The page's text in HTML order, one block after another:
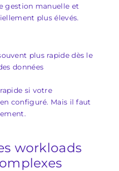
gestion manuelle et
plus élevés.
plus rapide dès le
données
si votre
configuré. Mais il faut
workloads